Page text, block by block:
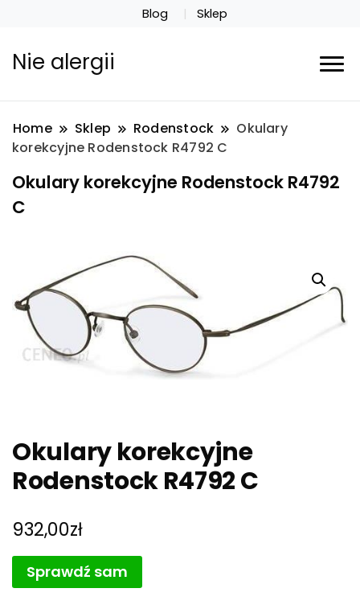
Blog Sklep
Nie alergii
Home Sklep Rodenstock
Okulary
korekcyjne Rodenstock R4792 C
Okulary korekcyjne Rodenstock R4792
C
Okulary korekcyjne
Rodenstock R4792 C
932,00zł
Sprawdź sam